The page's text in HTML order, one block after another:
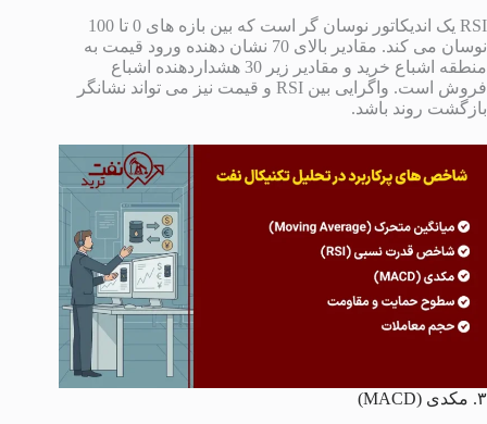
RSI یک اندیکاتور نوسان گر است که بین بازه های 0 تا 100
نوسان می کند. مقادیر بالای 70 نشان دهنده ورود قیمت به
منطقه اشباع خرید و مقادیر زیر 30 هشداردهنده اشباع
فروش است. واگرایی بین RSI و قیمت نیز می تواند نشانگر
بازگشت روند باشد.
۳. مکدی (MACD)